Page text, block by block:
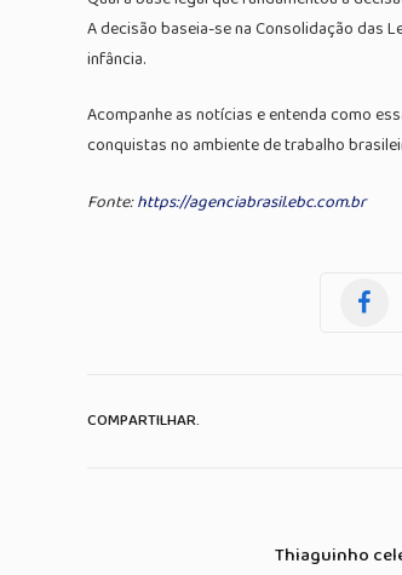
A decisão baseia-se na Consolidação das
infância.
Acompanhe as notícias e entenda como
conquistas no ambiente de trabalho
Fonte:https://agenciabrasil.ebc.com.br
COMPARTILHAR.
Thiaguinho